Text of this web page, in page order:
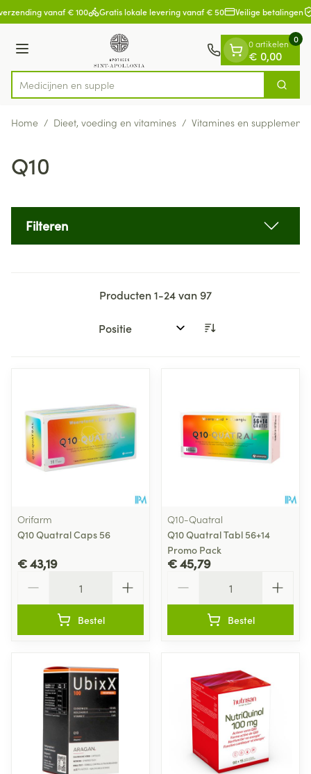
Ga naar de inhoud
1 van 1vanaf € 100 Gratis lokale levering vanaf € 50 Veilige betalingen
Menu
Product, merk, categorie...
M Zoek
0 artikelen
€ 0,00
0
Home / Dieet, voeding en vitamines / Vitamines en
Q10
Filteren
Producten1-24van97
Sorteer op:
Orifarm
Q10 Quatral Caps 56
€ 43,19
Bestel
Q10-Quatral
Q10 Quatral Tabl 56+14
Promo Pack
€ 45,79
Bestel